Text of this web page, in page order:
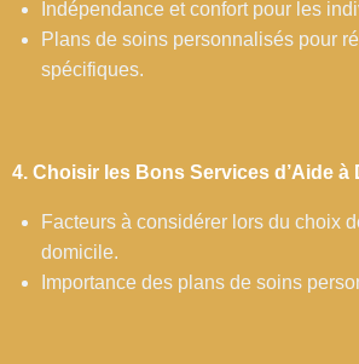
Indépendance et confort pour les
Plans de soins personnalisés pour
spécifiques.
4. Choisir les Bons Services d’Aide à
Facteurs à considérer lors du choix
domicile.
Importance des plans de soins